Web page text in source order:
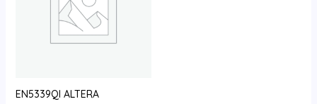
EN5339QI ALTERA